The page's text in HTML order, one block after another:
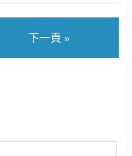
下一頁 »